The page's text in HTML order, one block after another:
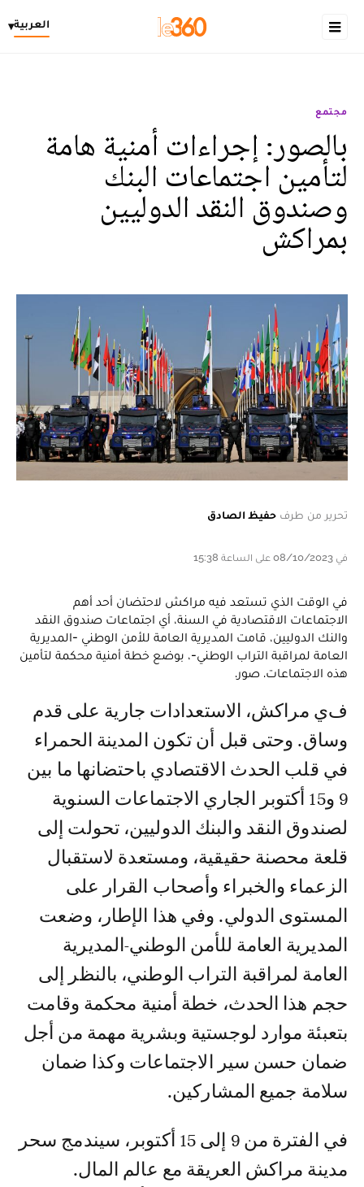
العربية▾
مجتمع
بالصور: إجراءات أمنية هامة
لتأمين اجتماعات البنك
وصندوق النقد الدوليين
بمراكش
تحرير من طرف حفيظ الصادق
في 08/10/2023 على الساعة 15:38
في الوقت الذي تستعد فيه مراكش لاحتضان أحد أهم
الاجتماعات الاقتصادية في السنة، أي اجتماعات صندوق النقد
والنك الدوليين، قامت المديرية العامة للأمن الوطني -المديرية
العامة لمراقبة التراب الوطني-، بوضع خطة أمنية محكمة لتأمين
هذه الاجتماعات. صور.
في مراكش، الاستعدادات جارية على قدم
وساق. وحتى قبل أن تكون المدينة الحمراء
في قلب الحدث الاقتصادي باحتضانها ما بين
9 و15 أكتوبر الجاري الاجتماعات السنوية
لصندوق النقد والبنك الدوليين، تحولت إلى
قلعة محصنة حقيقية، ومستعدة لاستقبال
الزعماء والخبراء وأصحاب القرار على
المستوى الدولي. وفي هذا الإطار، وضعت
المديرية العامة للأمن الوطني-المديرية
العامة لمراقبة التراب الوطني، بالنظر إلى
حجم هذا الحدث، خطة أمنية محكمة وقامت
بتعبئة موارد لوجستية وبشرية مهمة من أجل
ضمان حسن سير الاجتماعات وكذا ضمان
سلامة جميع المشاركين.
في الفترة من 9 إلى 15 أكتوبر، سيندمج سحر
مدينة مراكش العريقة مع عالم المال.